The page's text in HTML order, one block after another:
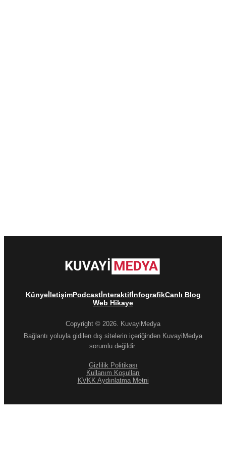
KünyeİletişimPodcastİnteraktifİnfografikCanlı Blog
Web Hikaye
Copyright © 2026. KuvayiMedya
Bağlantı yoluyla gidilen dış sitelerin içeriğinden KuvayiMedya
sorumlu değildir.
Gizlilik Politikası
Kullanım Koşulları
KVKK Aydınlatma Metni